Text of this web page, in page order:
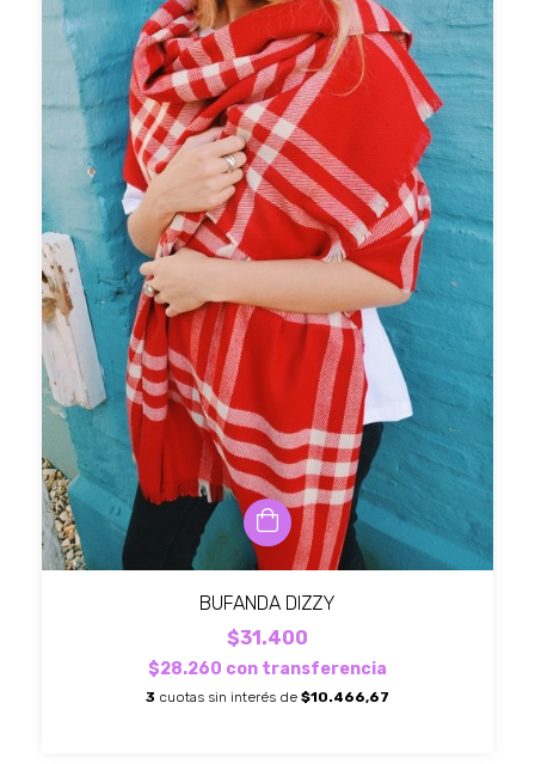
BUFANDA DIZZY
$31.400
$28.260 con transferencia
3 cuotas sin interés de $10.466,67